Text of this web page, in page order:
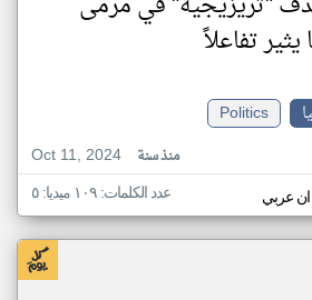
يثير تفاعلاً
Politics
Oct 11, 2024
منذ سنة
عربي عدد الكلمات: ١٠٩ ميديا: ٥